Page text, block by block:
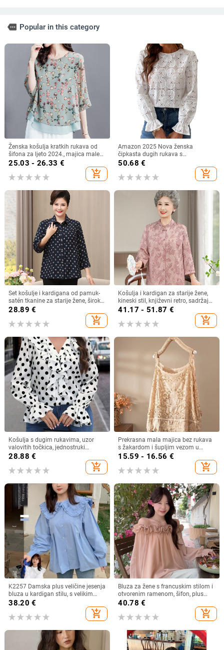
more Popular in this category
Ženska košulja kratkih rukava od
šifona za ljeto 2024., majica male
veličine, plus size
25.03 - 26.33 €
add_shopping_cart
Amazon 2025 Nova ženska
čipkasta dugih rukava s
podstavom, modna šuplja heklana
50.68 €
add_shopping_cart
Set košulje i kardigana od pamuk-
satén tkanine za starije žene, širok
kroj, plus veličina, ljeto–jesen
28.89 €
add_shopping_cart
Košulja i kardigan za starije žene,
kineski stil, književni retro, sadržaj
vlakana 30–50%, bez ovratnika
41.17 - 51.87 €
add_shopping_cart
Košulja s dugim rukavima, uzor
valovitih točkica, jednostruki
zatvarač, poliester 90–95%
28.88 €
add_shopping_cart
Prekrasna mala majica bez rukava
s žakardom i šupljim vezom u
francuskom stilu, ljetna nova široka,
15.59 - 16.56 €
add_shopping_cart
K2257 Damska plus veličine jesenja
bluza u kardigan stilu, s velikim
ovratnikom, dvostrukim slojem i
čipkastim rubom, sladak izgled
38.20 €
add_shopping_cart
Bluza za žene s francuskim stilom i
otvorenim ramenom, šifon, plus
veličina, dugi rukav
40.78 €
add_shopping_cart